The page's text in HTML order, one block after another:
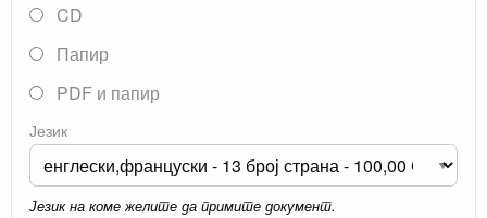
CD
Папир
PDF и папир
Језик
Језик на коме желите да примите документ.